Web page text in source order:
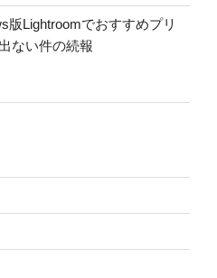
版Lightroomでおすすめプリ
ない件の続報